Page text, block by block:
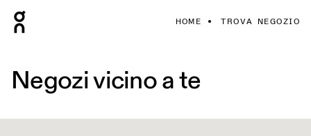
HOME TROVA NEGOZIO
Negozi vicino a te